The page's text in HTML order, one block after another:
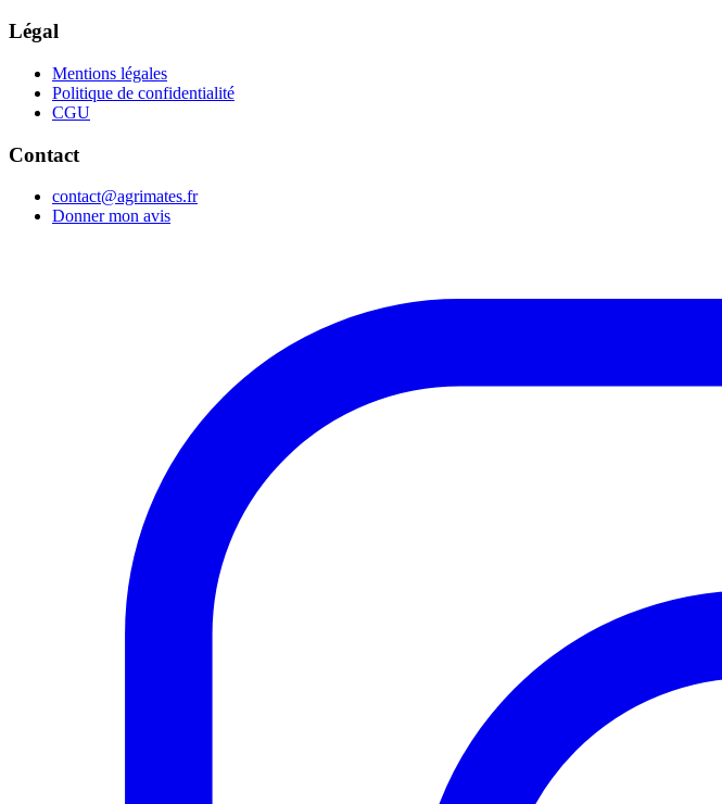
Légal
Mentions légales
Politique de confidentialité
CGU
Contact
contact@agrimates.fr
Donner mon avis